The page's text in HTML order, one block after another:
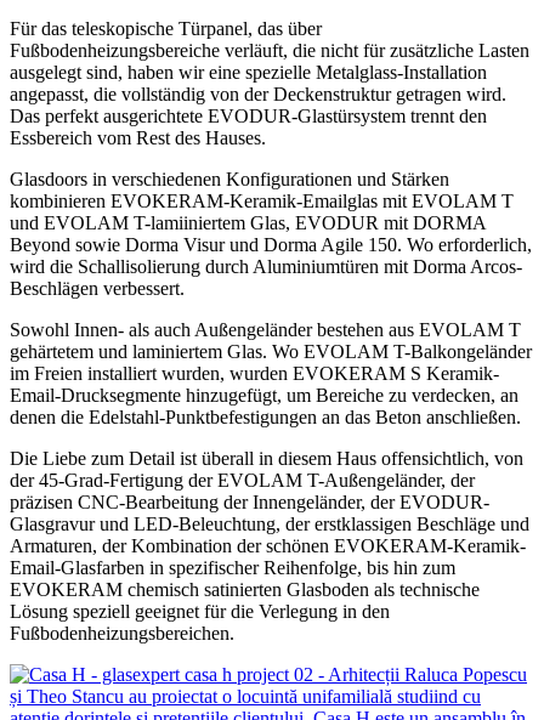
Für das teleskopische Türpanel, das über
Fußbodenheizungsbereiche verläuft, die nicht für zusätzliche Lasten
ausgelegt sind, haben wir eine spezielle Metalglass-Installation
angepasst, die vollständig von der Deckenstruktur getragen wird.
Das perfekt ausgerichtete EVODUR-Glastürsystem trennt den
Essbereich vom Rest des Hauses.
Glasdoors in verschiedenen Konfigurationen und Stärken
kombinieren EVOKERAM-Keramik-Emailglas mit EVOLAM T
und EVOLAM T-lamiiniertem Glas, EVODUR mit DORMA
Beyond sowie Dorma Visur und Dorma Agile 150. Wo erforderlich,
wird die Schallisolierung durch Aluminiumtüren mit Dorma Arcos-
Beschlägen verbessert.
Sowohl Innen- als auch Außengeländer bestehen aus EVOLAM T
gehärtetem und laminiertem Glas. Wo EVOLAM T-Balkongeländer
im Freien installiert wurden, wurden EVOKERAM S Keramik-
Email-Drucksegmente hinzugefügt, um Bereiche zu verdecken, an
denen die Edelstahl-Punktbefestigungen an das Beton anschließen.
Die Liebe zum Detail ist überall in diesem Haus offensichtlich, von
der 45-Grad-Fertigung der EVOLAM T-Außengeländer, der
präzisen CNC-Bearbeitung der Innengeländer, der EVODUR-
Glasgravur und LED-Beleuchtung, der erstklassigen Beschläge und
Armaturen, der Kombination der schönen EVOKERAM-Keramik-
Email-Glasfarben in spezifischer Reihenfolge, bis hin zum
EVOKERAM chemisch satinierten Glasboden als technische
Lösung speziell geeignet für die Verlegung in den
Fußbodenheizungsbereichen.